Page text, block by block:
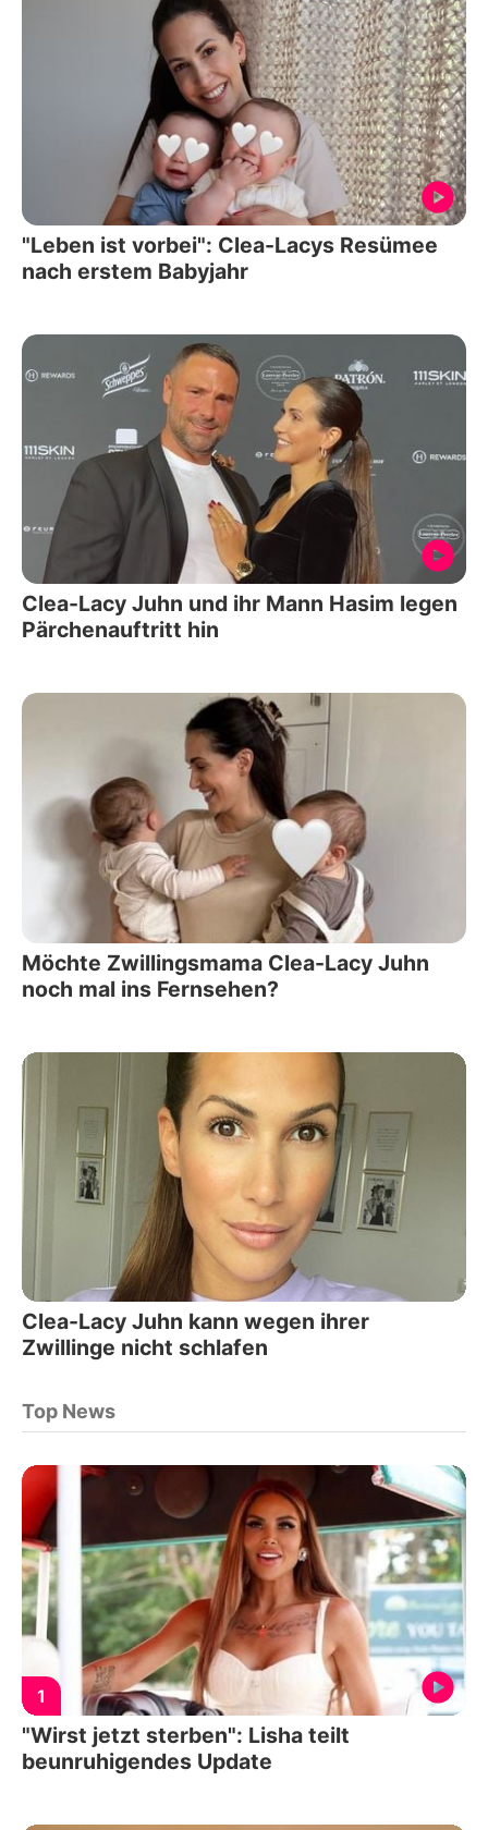
"Leben ist vorbei": Clea-Lacys Resümee
nach erstem Babyjahr
Clea-Lacy Juhn und ihr Mann Hasim legen
Pärchenauftritt hin
Möchte Zwillingsmama Clea-Lacy Juhn
noch mal ins Fernsehen?
Clea-Lacy Juhn kann wegen ihrer
Zwillinge nicht schlafen
Top News
1
"Wirst jetzt sterben": Lisha teilt
beunruhigendes Update